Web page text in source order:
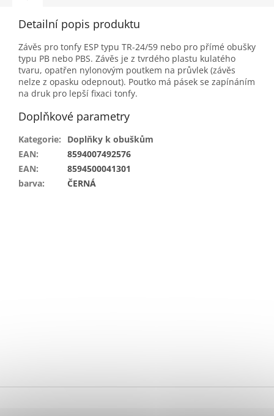
Detailní popis produktu
Závěs pro tonfy ESP typu TR-24/59 nebo pro přímé obušky
typu PB nebo PBS. Závěs je z tvrdého plastu kulatého
tvaru, opatřen nylonovým poutkem na průvlek (závěs
nelze z opasku odepnout). Poutko má pásek se zapínáním
na druk pro lepší fixaci tonfy.
Doplňkové parametry
Kategorie:
Doplňky k obuškům
EAN:
8594007492576
EAN:
8594500041301
barva: ČERNÁ
Z